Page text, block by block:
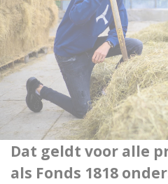
Dat geldt voor alle
als Fonds 1818